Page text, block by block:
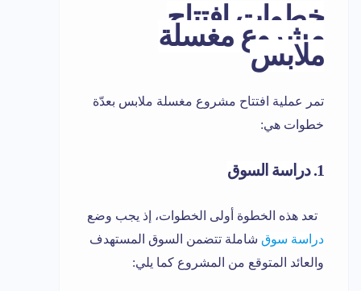
خطوات افتتاح
مشروع مغسلة
ملابس
تمر عملية افتتاح مشروع مغسلة ملابس بعدّة
خطوات هي:
1. دراسة السوق
تعد هذه الخطوة أولى الخطوات، إذ يجب وضع
دراسة سوق شاملة تتضمن السوق المستهدف
والعائد المتوقع من المشروع كما يلي: